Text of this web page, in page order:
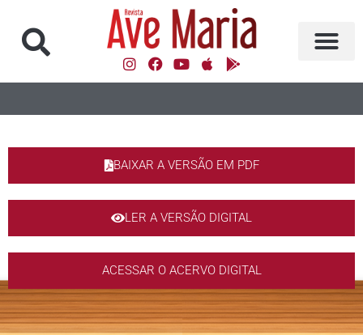
BAIXAR A VERSÃO EM PDF
LER A VERSÃO DIGITAL
ACESSAR O ACERVO DIGITAL